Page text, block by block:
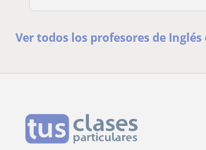
Ver todos los profesores de